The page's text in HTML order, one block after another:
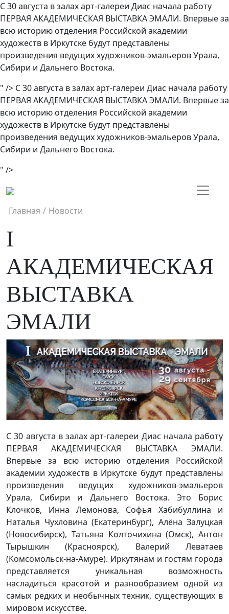
С 30 августа в залах арт-галереи Диас начала работу
ПЕРВАЯ АКАДЕМИЧЕСКАЯ ВЫСТАВКА ЭМАЛИ. Впервые за
всю историю отделения Российской академии
художеств в Иркутске будут представлены
произведения ведущих художников-эмальеров Урала,
Сибири и Дальнего Востока.
" /> С 30 августа в залах арт-галереи Диас начала работу
ПЕРВАЯ АКАДЕМИЧЕСКАЯ ВЫСТАВКА ЭМАЛИ. Впервые за
всю историю отделения Российской академии
художеств в Иркутске будут представлены
произведения ведущих художников-эмальеров Урала,
Сибири и Дальнего Востока.
" />
Главная / Новости
I
АКАДЕМИЧЕСКАЯ
ВЫСТАВКА
ЭМАЛИ
С 30 августа в залах арт-галереи Диас начала работу
ПЕРВАЯ АКАДЕМИЧЕСКАЯ ВЫСТАВКА ЭМАЛИ.
Впервые за всю историю отделения Российской
академии художеств в Иркутске будут представлены
произведения ведущих художников-эмальеров
Урала, Сибири и Дальнего Востока. Это Борис
Клочков, Инна Лемонова, Софья Хабибуллина и
Наталья Чухловина (Екатеринбург), Алёна Залуцкая
(Новосибирск), Татьяна Колточихина (Омск), Антон
Тырышкин (Красноярск), Валерий Леватаев
(Комсомольск-на-Амуре). Иркутянам и гостям города
представляется уникальная возможность
насладиться красотой и разнообразием одной из
самых редких и необычных техник, существующих в
мировом искусстве.